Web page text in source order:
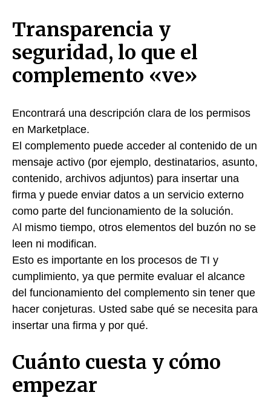
Transparencia y
seguridad, lo que el
complemento «ve»
Encontrará una descripción clara de los permisos
en Marketplace.
El complemento puede acceder al contenido de un
mensaje activo (por ejemplo, destinatarios, asunto,
contenido, archivos adjuntos) para insertar una
firma y puede enviar datos a un servicio externo
como parte del funcionamiento de la solución.
Al mismo tiempo, otros elementos del buzón no se
leen ni modifican.
Esto es importante en los procesos de TI y
cumplimiento, ya que permite evaluar el alcance
del funcionamiento del complemento sin tener que
hacer conjeturas. Usted sabe qué se necesita para
insertar una firma y por qué.
Cuánto cuesta y cómo
empezar